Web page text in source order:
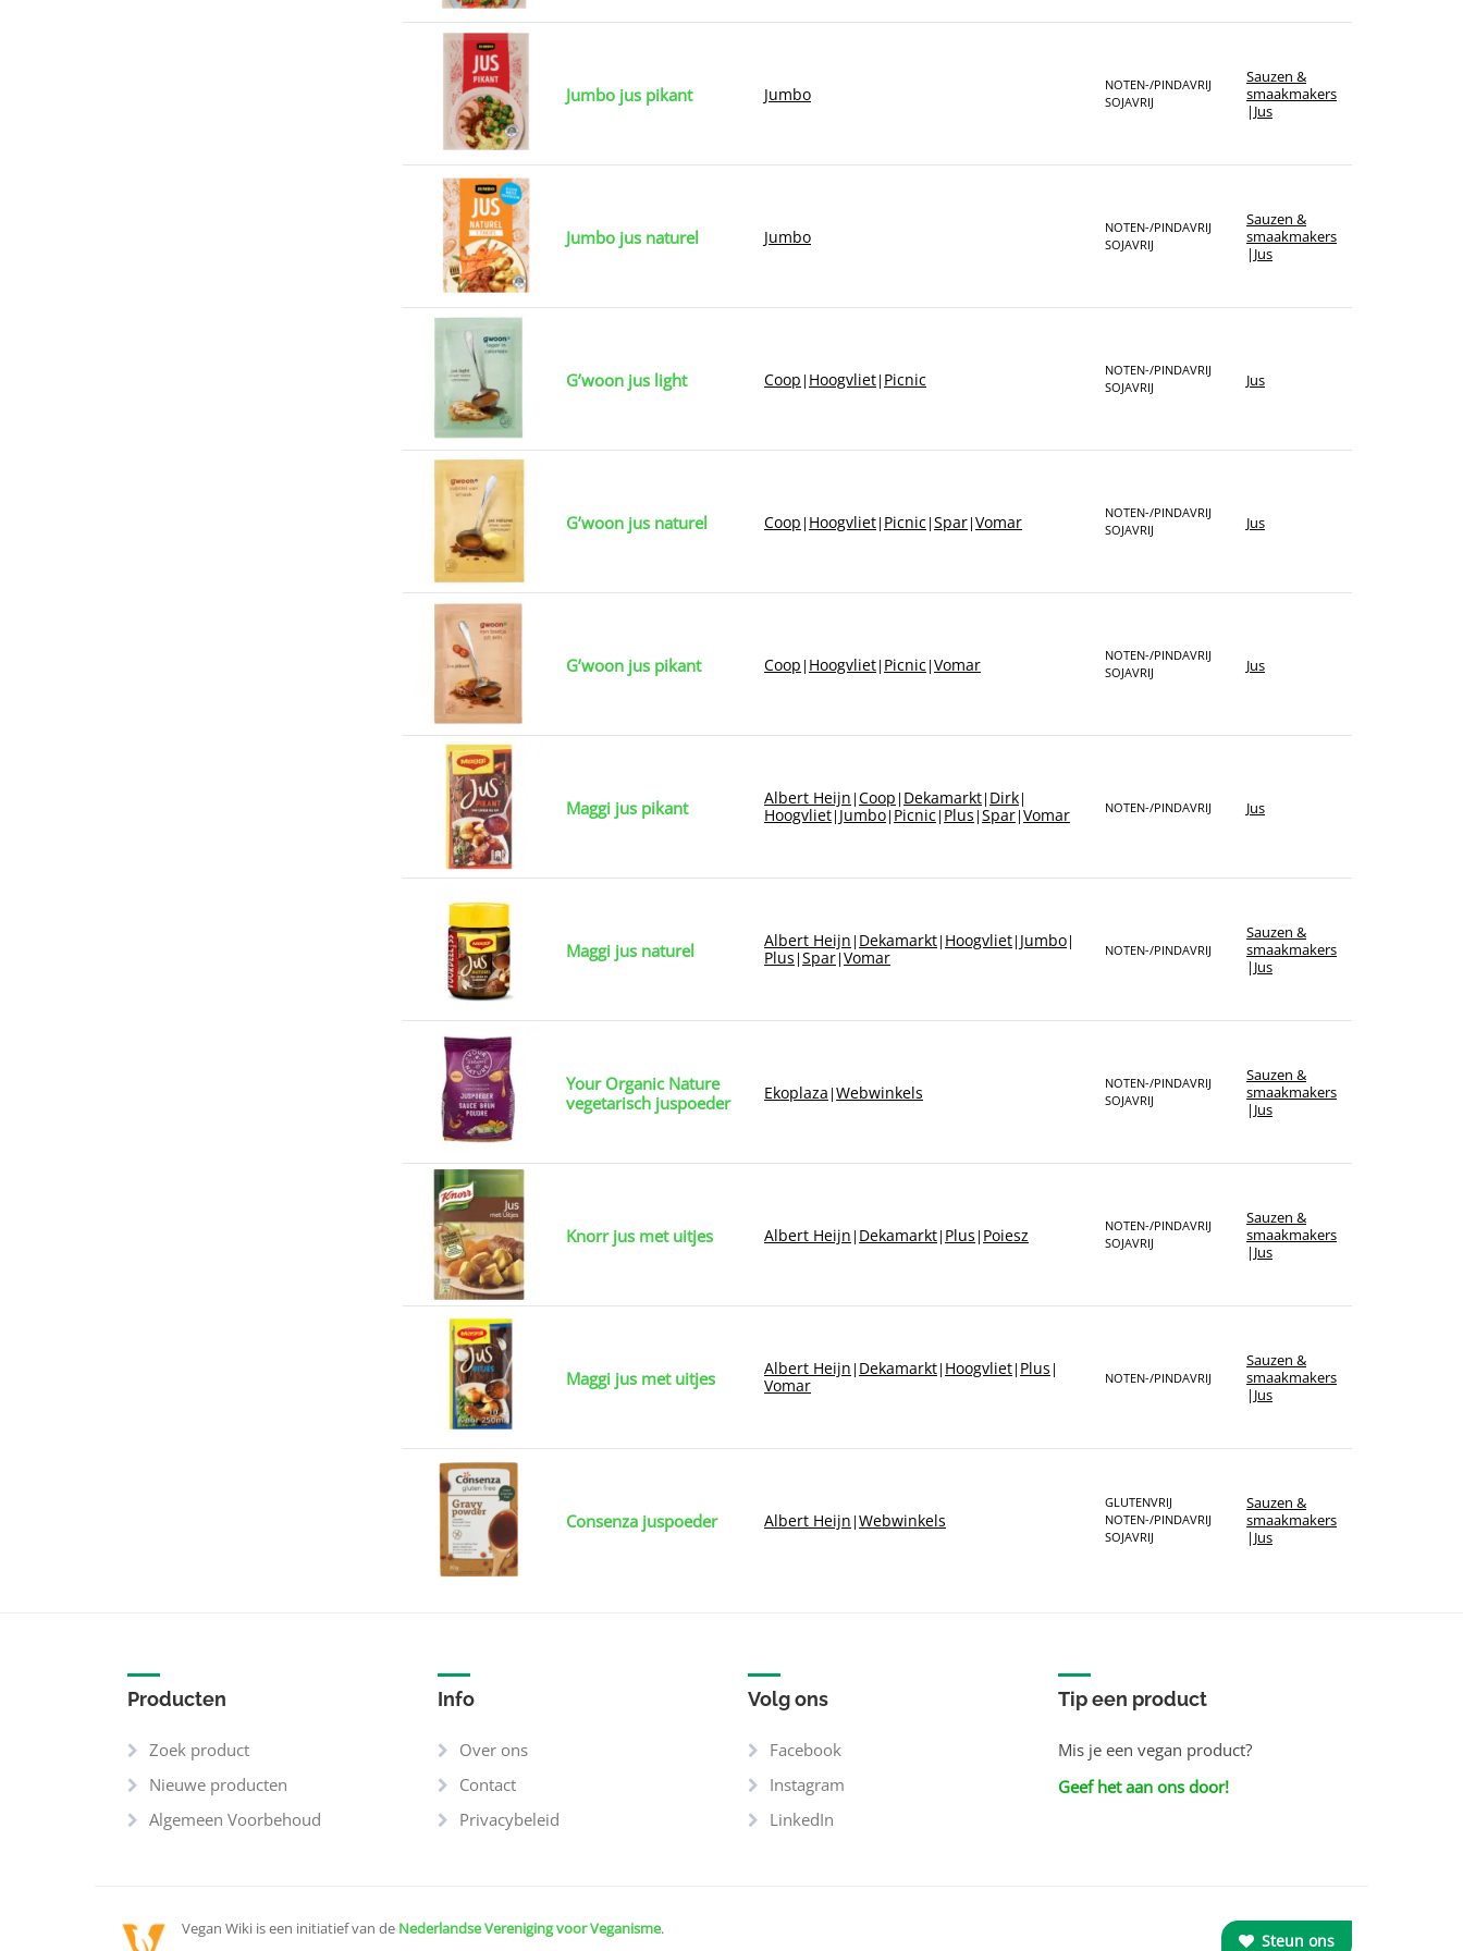
Jumbo jus pikant Jumbo
NOTEN-/PINDAVRIJ
SOJAVRIJ
Sauzen &
smaakmakers
| Jus
Jumbo jus naturel Jumbo
NOTEN-/PINDAVRIJ
SOJAVRIJ
Sauzen &
smaakmakers
| Jus
G’woon jus light Coop | Hoogvliet| Picnic
NOTEN-/PINDAVRIJ
SOJAVRIJ
Jus
G’woon jus naturel Coop | Hoogvliet| Picnic|Spar|Vomar
NOTEN-/PINDAVRIJ
SOJAVRIJ
Jus
G’woon jus pikant Coop | Hoogvliet| Picnic|Vomar
NOTEN-/PINDAVRIJ
SOJAVRIJ
Jus
Maggi jus pikant Albert Heijn |Coop | Dekamarkt| Dirk|
Hoogvliet| Jumbo| Picnic| Plus |Spar|Vomar NOTEN-/PINDAVRIJ Jus
Maggi jus naturel Albert Heijn | Dekamarkt| Hoogvliet| Jumbo|
Plus |Spar|Vomar NOTEN-/PINDAVRIJ
Sauzen &
smaakmakers
| Jus
Your Organic Nature
vegetarisch juspoeder
Ekoplaza |Webwinkels
NOTEN-/PINDAVRIJ
SOJAVRIJ
Sauzen &
smaakmakers
| Jus
Knorr jus met uitjes Albert Heijn | Dekamarkt| Plus | Poiesz
NOTEN-/PINDAVRIJ
SOJAVRIJ
Sauzen &
smaakmakers
| Jus
Maggi jus met uitjes Albert Heijn | Dekamarkt| Hoogvliet| Plus |
Vomar NOTEN-/PINDAVRIJ
Sauzen &
smaakmakers
| Jus
Consenza juspoeder Albert Heijn |Webwinkels
GLUTENVRIJ
NOTEN-/PINDAVRIJ
SOJAVRIJ
Sauzen &
smaakmakers
| Jus
Producten
Zoek product
Nieuwe producten
Algemeen Voorbehoud
Info
Over ons
Contact
Privacybeleid
Volg ons
Facebook
Instagram
LinkedIn
Tip een product
Mis je een vegan product?
Geef het aan ons door!
Vegan Wiki is een initiatief van de Nederlandse Vereniging voor Veganisme.
Steun ons